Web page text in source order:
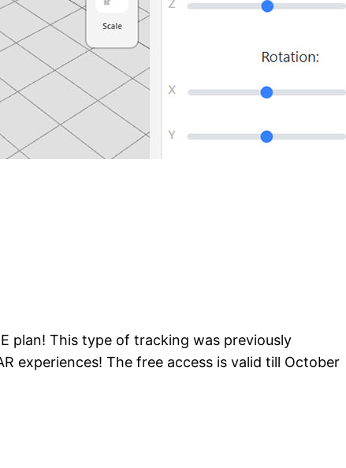
plan! This type of tracking was previously
experiences! The free access is valid till October